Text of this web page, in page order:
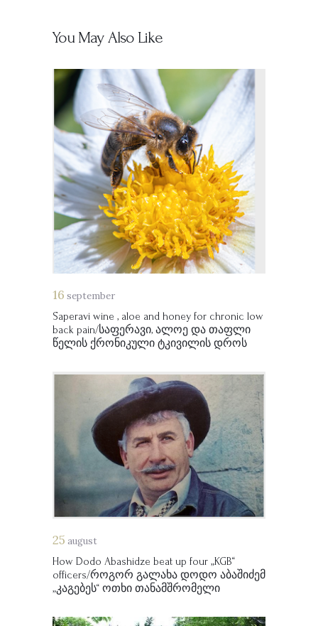
You May Also Like
16 september
Saperavi wine , aloe and honey for chronic low
back pain/საფერავი, ალოე და თაფლი
წელის ქრონიკული ტკივილის დროს
25 august
How Dodo Abashidze beat up four „KGB“
officers/როგორ გალახა დოდო აბაშიძემ
„კაგებეს“ ოთხი თანამშრომელი